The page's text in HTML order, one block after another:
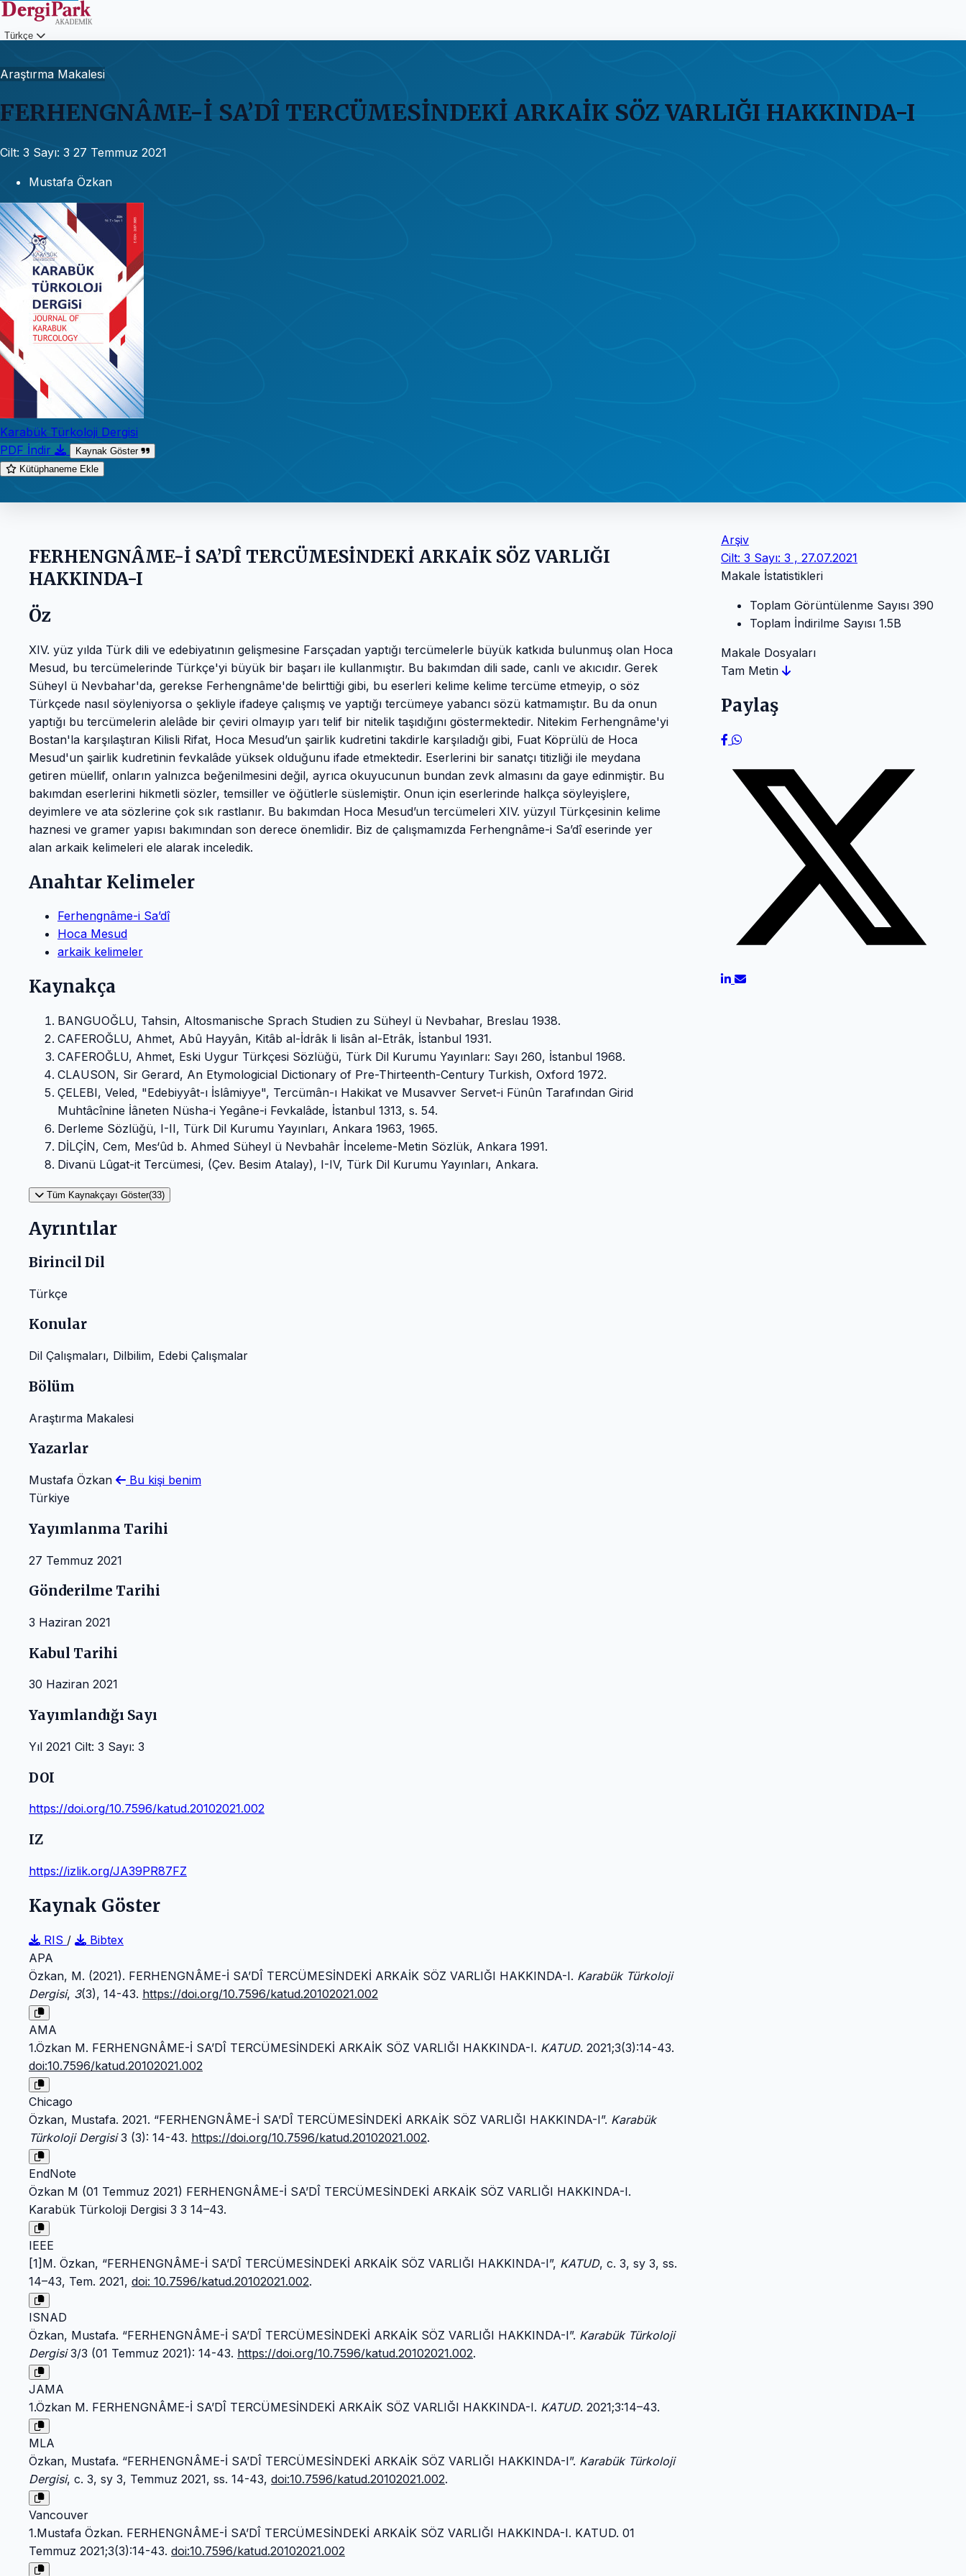
Türkçe
Araştırma Makalesi
FERHENGNÂME-İ SA’DÎ TERCÜMESİNDEKİ ARKAİK SÖZ VARLIĞI HAKKINDA-I
Cilt: 3 Sayı: 3 27 Temmuz 2021
Mustafa Özkan
Karabük Türkoloji Dergisi
PDF İndir
Kaynak Göster
Kütüphaneme Ekle
FERHENGNÂME-İ SA’DÎ TERCÜMESİNDEKİ ARKAİK SÖZ VARLIĞI
HAKKINDA-I
Öz
XIV. yüz yılda Türk dili ve edebiyatının gelişmesine Farsçadan yaptığı tercümelerle büyük katkıda bulunmuş olan Hoca
Mesud, bu tercümelerinde Türkçe'yi büyük bir başarı ile kullanmıştır. Bu bakımdan dili sade, canlı ve akıcıdır. Gerek
Süheyl ü Nevbahar'da, gerekse Ferhengnâme'de belirttiği gibi, bu eserleri kelime kelime tercüme etmeyip, o söz
Türkçede nasıl söyleniyorsa o şekliyle ifadeye çalışmış ve yaptığı tercümeye yabancı sözü katmamıştır. Bu da onun
yaptığı bu tercümelerin alelâde bir çeviri olmayıp yarı telif bir nitelik taşıdığını göstermektedir. Nitekim Ferhengnâme'yi
Bostan'la karşılaştıran Kilisli Rifat, Hoca Mesud’un şairlik kudretini takdirle karşıladığı gibi, Fuat Köprülü de Hoca
Mesud'un şairlik kudretinin fevkalâde yüksek olduğunu ifade etmektedir. Eserlerini bir sanatçı titizliği ile meydana
getiren müellif, onların yalnızca beğenilmesini değil, ayrıca okuyucunun bundan zevk almasını da gaye edinmiştir. Bu
bakımdan eserlerini hikmetli sözler, temsiller ve öğütlerle süslemiştir. Onun için eserlerinde halkça söyleyişlere,
deyimlere ve ata sözlerine çok sık rastlanır. Bu bakımdan Hoca Mesud’un tercümeleri XIV. yüzyıl Türkçesinin kelime
haznesi ve gramer yapısı bakımından son derece önemlidir. Biz de çalışmamızda Ferhengnâme-i Sa’dî eserinde yer
alan arkaik kelimeleri ele alarak inceledik.
Anahtar Kelimeler
Ferhengnâme-i Sa’dî
Hoca Mesud
arkaik kelimeler
Kaynakça
BANGUOĞLU, Tahsin, Altosmanische Sprach Studien zu Süheyl ü Nevbahar, Breslau 1938.
CAFEROĞLU, Ahmet, Abû Hayyân, Kitâb al-İdrâk li lisân al-Etrâk, İstanbul 1931.
CAFEROĞLU, Ahmet, Eski Uygur Türkçesi Sözlüğü, Türk Dil Kurumu Yayınları: Sayı 260, İstanbul 1968.
CLAUSON, Sir Gerard, An Etymologicial Dictionary of Pre-Thirteenth-Century Turkish, Oxford 1972.
ÇELEBI, Veled, "Edebiyyât-ı İslâmiyye", Tercümân-ı Hakikat ve Musavver Servet-i Fünûn Tarafından Girid
Muhtâcînine İâneten Nüsha-i Yegâne-i Fevkalâde, İstanbul 1313, s. 54.
Derleme Sözlüğü, I-II, Türk Dil Kurumu Yayınları, Ankara 1963, 1965.
DİLÇİN, Cem, Mes‘ûd b. Ahmed Süheyl ü Nevbahâr İnceleme-Metin Sözlük, Ankara 1991.
Divanü Lûgat-it Tercümesi, (Çev. Besim Atalay), I-IV, Türk Dil Kurumu Yayınları, Ankara.
Tüm Kaynakçayı Göster(33)
Ayrıntılar
Birincil Dil
Türkçe
Konular
Dil Çalışmaları, Dilbilim, Edebi Çalışmalar
Bölüm
Araştırma Makalesi
Yazarlar
Mustafa Özkan
Bu kişi benim
Türkiye
Yayımlanma Tarihi
27 Temmuz 2021
Gönderilme Tarihi
3 Haziran 2021
Kabul Tarihi
30 Haziran 2021
Yayımlandığı Sayı
Yıl 2021 Cilt: 3 Sayı: 3
DOI
https://doi.org/10.7596/katud.20102021.002
IZ
https://izlik.org/JA39PR87FZ
Kaynak Göster
RIS /
Bibtex
APA
Özkan, M. (2021). FERHENGNÂME-İ SA’DÎ TERCÜMESİNDEKİ ARKAİK SÖZ VARLIĞI HAKKINDA-I. Karabük Türkoloji
Dergisi, 3(3), 14-43. https://doi.org/10.7596/katud.20102021.002
AMA
1.Özkan M. FERHENGNÂME-İ SA’DÎ TERCÜMESİNDEKİ ARKAİK SÖZ VARLIĞI HAKKINDA-I. KATUD. 2021;3(3):14-43.
doi:10.7596/katud.20102021.002
Chicago
Özkan, Mustafa. 2021. “FERHENGNÂME-İ SA’DÎ TERCÜMESİNDEKİ ARKAİK SÖZ VARLIĞI HAKKINDA-I”. Karabük
Türkoloji Dergisi3 (3): 14-43. https://doi.org/10.7596/katud.20102021.002.
EndNote
Özkan M (01 Temmuz 2021) FERHENGNÂME-İ SA’DÎ TERCÜMESİNDEKİ ARKAİK SÖZ VARLIĞI HAKKINDA-I.
Karabük Türkoloji Dergisi 3 3 14–43.
IEEE
[1]M. Özkan, “FERHENGNÂME-İ SA’DÎ TERCÜMESİNDEKİ ARKAİK SÖZ VARLIĞI HAKKINDA-I”, KATUD, c. 3, sy 3, ss.
14–43, Tem. 2021, doi: 10.7596/katud.20102021.002.
ISNAD
Özkan, Mustafa. “FERHENGNÂME-İ SA’DÎ TERCÜMESİNDEKİ ARKAİK SÖZ VARLIĞI HAKKINDA-I”. Karabük Türkoloji
Dergisi3/3 (01 Temmuz 2021): 14-43. https://doi.org/10.7596/katud.20102021.002.
JAMA
1.Özkan M. FERHENGNÂME-İ SA’DÎ TERCÜMESİNDEKİ ARKAİK SÖZ VARLIĞI HAKKINDA-I. KATUD. 2021;3:14–43.
MLA
Özkan, Mustafa. “FERHENGNÂME-İ SA’DÎ TERCÜMESİNDEKİ ARKAİK SÖZ VARLIĞI HAKKINDA-I”. Karabük Türkoloji
Dergisi, c. 3, sy 3, Temmuz 2021, ss. 14-43, doi:10.7596/katud.20102021.002.
Vancouver
1.Mustafa Özkan. FERHENGNÂME-İ SA’DÎ TERCÜMESİNDEKİ ARKAİK SÖZ VARLIĞI HAKKINDA-I. KATUD. 01
Temmuz 2021;3(3):14-43. doi:10.7596/katud.20102021.002
Arşiv
Cilt: 3 Sayı: 3 , 27.07.2021
Makale İstatistikleri
Toplam Görüntülenme Sayısı 390
Toplam İndirilme Sayısı 1.5B
Makale Dosyaları
Tam Metin
Paylaş